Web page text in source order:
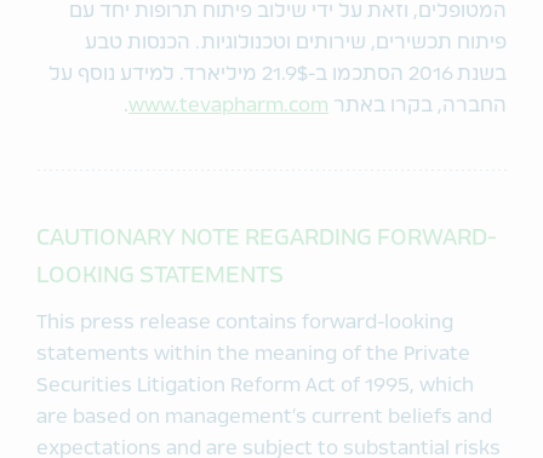
המטופלים, וזאת על ידי שילוב פיתוח תרופות יחד עם
פיתוח תכשירים, שירותים וטכנולוגיות. הכנסות טבע
בשנת 2016 הסתכמו ב-21.9$ מיליארד. למידע נוסף על
החברה, בקרו באתר www.tevapharm.com
.
CAUTIONARY NOTE REGARDING FORWARD-
LOOKING STATEMENTS
This press release contains forward-looking
statements within the meaning of the Private
Securities Litigation Reform Act of 1995, which
are based on management’s current beliefs and
expectations and are subject to substantial risks